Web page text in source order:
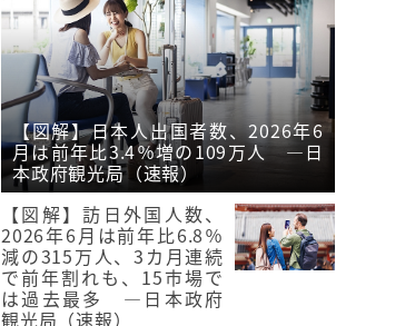
【図解】日本人出国者数、2026年6
月は前年比3.4％増の109万人 ―日
本政府観光局（速報）
【図解】訪日外国人数、
2026年6月は前年比6.8％
減の315万人、3カ月連続
で前年割れも、15市場で
は過去最多 ―日本政府
観光局（速報）